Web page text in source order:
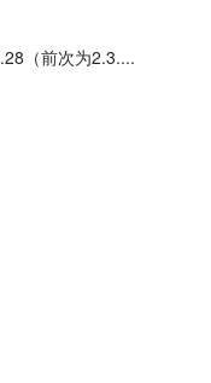
（前次为2.3....